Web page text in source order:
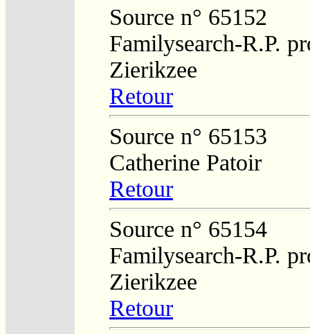
Source n° 65152
Familysearch-R.P.
Zierikzee
Retour
Source n° 65153
Catherine Patoir
Retour
Source n° 65154
Familysearch-R.P.
Zierikzee
Retour